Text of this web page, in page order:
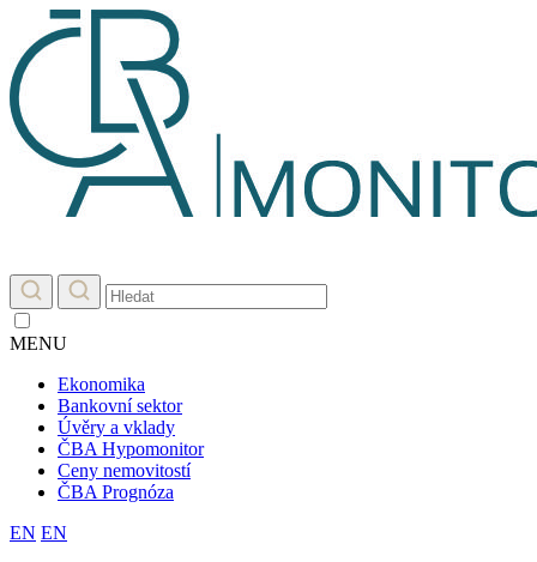
MENU
Ekonomika
Bankovní sektor
Úvěry a vklady
ČBA Hypomonitor
Ceny nemovitostí
ČBA Prognóza
EN EN